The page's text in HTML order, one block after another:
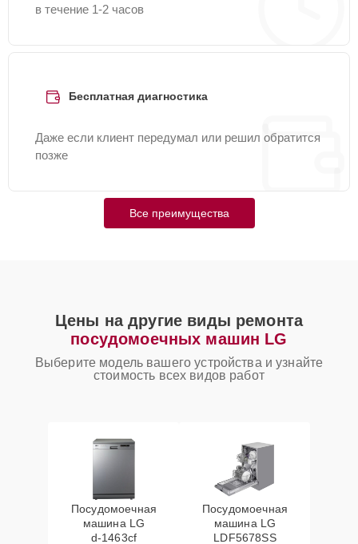
в течение 1-2 часов
Бесплатная диагностика
Даже если клиент передумал или решил обратится
позже
Все преимущества
Цены на другие виды ремонта
посудомоечных машин LG
Выберите модель вашего устройства и узнайте
стоимость всех видов работ
Посудомоечная
машина LG
d‑1463cf
Посудомоечная
машина LG
LDF5678SS